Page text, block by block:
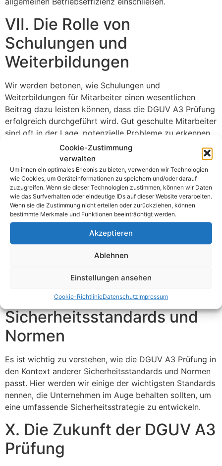
Cookie-Zustimmung
verwalten
Um ihnen ein optimales Erlebnis zu bieten, verwenden wir Technologien
wie Cookies, um Geräteinformationen zu speichern und/oder darauf
zuzugreifen. Wenn sie dieser Technologien zustimmen, können wir Daten
wie das Surfverhalten oder eindeutige IDs auf dieser Website verarbeiten.
Wenn sie die Zustimmung nicht erteilen oder zurückziehen, können
bestimmte Merkmale und Funktionen beeinträchtigt werden.
Akzeptieren
Ablehnen
Einstellungen ansehen
Cookie-RichtlinieDatenschutzImpressum
VII. Die Rolle von
Schulungen und
Weiterbildungen
Wir werden betonen, wie Schulungen und
Weiterbildungen für Mitarbeiter einen wesentlichen
Beitrag dazu leisten können, dass die DGUV A3 Prüfung
erfolgreich durchgeführt wird. Gut geschulte Mitarbeiter
sind oft in der Lage, potenzielle Probleme zu erkennen,
bevor sie zu ernsthaften Sicherheitsrisiken werden.
VIII. Fallstudien:
Erfolgreiche Umsetzungen
der DGUV A3 Prüfung
In diesem Abschnitt werden wir einige Fallstudien
präsentieren, die erfolgreiche Umsetzungen der DGUV
A3 Prüfung zeigen. Diese Beispiele werden
Verbesserung ihrer betrieblichen Abläufe zu sehen.
IX. Verwandte
Sicherheitsstandards und
Normen
Es ist wichtig zu verstehen, wie die DGUV A3 Prüfung in
den Kontext anderer Sicherheitsstandards und Normen
passt. Hier werden wir einige der wichtigsten Standards
nennen, die Unternehmen im Auge behalten sollten, um
eine umfassende Sicherheitsstrategie zu entwickeln.
X. Die Zukunft der DGUV A3
Prüfung